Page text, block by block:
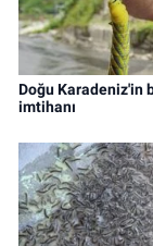
Doğu Karadeniz'in
imtihanı